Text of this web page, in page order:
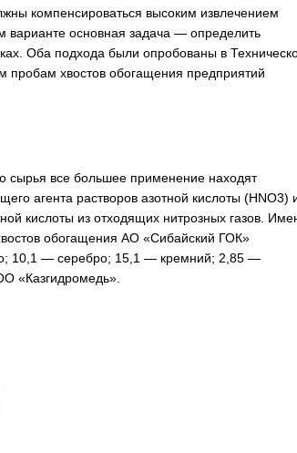
компенсироваться высоким извлечением
варианте основная задача — определить
Оба подхода были опробованы в
пробам хвостов обогащения предприятий
сырья все большее применение находят
агента растворов азотной кислоты (HNO3)
кислоты из отходящих нитрозных газов.
обогащения АО «Сибайский ГОК»
10,1 — серебро; 15,1 — кремний; 2,85 —
«Казгидромедь».